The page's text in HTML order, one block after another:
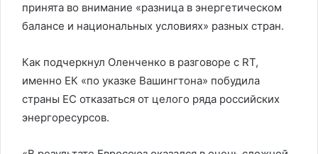
принята во внимание «разница в энергетическом
балансе и национальных условиях» разных стран.
Как подчеркнул Оленченко в разговоре с RT,
именно ЕК «по указке Вашингтона» побудила
страны ЕС отказаться от целого ряда российских
энергоресурсов.